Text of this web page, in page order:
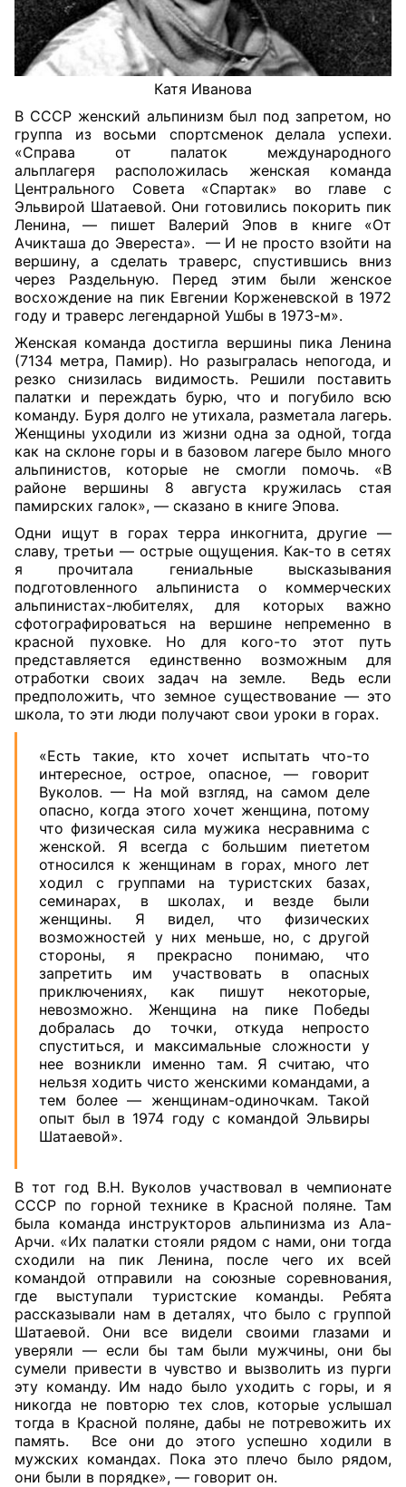
Катя Иванова
В СССР женский альпинизм был под запретом, но
группа из восьми спортсменок делала успехи.
«Справа от палаток международного
альплагеря расположилась женская команда
Центрального Совета «Спартак» во главе с
Эльвирой Шатаевой. Они готовились покорить пик
Ленина, — пишет Валерий Эпов в книге «От
Ачикташа до Эвереста». — И не просто взойти на
вершину, а сделать траверс, спустившись вниз
через Раздельную. Перед этим были женское
восхождение на пик Евгении Корженевской в 1972
году и траверс легендарной Ушбы в 1973-м».
Женская команда достигла вершины пика Ленина
(7134 метра, Памир). Но разыгралась непогода, и
резко снизилась видимость. Решили поставить
палатки и переждать бурю, что и погубило всю
команду. Буря долго не утихала, разметала лагерь.
Женщины уходили из жизни одна за одной, тогда
как на склоне горы и в базовом лагере было много
альпинистов, которые не смогли помочь. «В
районе вершины 8 августа кружилась стая
памирских галок», — сказано в книге Эпова.
Одни ищут в горах терра инкогнита, другие —
славу, третьи — острые ощущения. Как-то в сетях
я прочитала гениальные высказывания
подготовленного альпиниста о коммерческих
альпинистах-любителях, для которых важно
сфотографироваться на вершине непременно в
красной пуховке. Но для кого-то этот путь
представляется единственно возможным для
отработки своих задач на земле. Ведь если
предположить, что земное существование — это
школа, то эти люди получают свои уроки в горах.
«Есть такие, кто хочет испытать что-то
интересное, острое, опасное, — говорит
Вуколов. — На мой взгляд, на самом деле
опасно, когда этого хочет женщина, потому
что физическая сила мужика несравнима с
женской. Я всегда с большим пиететом
относился к женщинам в горах, много лет
ходил с группами на туристских базах,
семинарах, в школах, и везде были
женщины. Я видел, что физических
возможностей у них меньше, но, с другой
стороны, я прекрасно понимаю, что
запретить им участвовать в опасных
приключениях, как пишут некоторые,
невозможно. Женщина на пике Победы
добралась до точки, откуда непросто
спуститься, и максимальные сложности у
нее возникли именно там. Я считаю, что
нельзя ходить чисто женскими командами, а
тем более — женщинам-одиночкам. Такой
опыт был в 1974 году с командой Эльвиры
Шатаевой».
В тот год В.Н. Вуколов участвовал в чемпионате
СССР по горной технике в Красной поляне. Там
была команда инструкторов альпинизма из Ала-
Арчи. «Их палатки стояли рядом с нами, они тогда
сходили на пик Ленина, после чего их всей
командой отправили на союзные соревнования,
где выступали туристские команды. Ребята
рассказывали нам в деталях, что было с группой
Шатаевой. Они все видели своими глазами и
уверяли — если бы там были мужчины, они бы
сумели привести в чувство и вызволить из пурги
эту команду. Им надо было уходить с горы, и я
никогда не повторю тех слов, которые услышал
тогда в Красной поляне, дабы не потревожить их
память. Все они до этого успешно ходили в
мужских командах. Пока это плечо было рядом,
они были в порядке», — говорит он.